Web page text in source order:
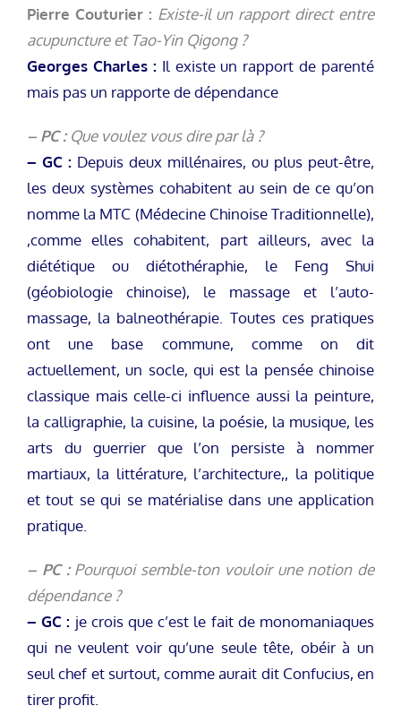
Pierre Couturier : Existe-il un rapport direct entre
acupuncture et Tao-Yin Qigong ?
Georges Charles : Il existe un rapport de parenté
mais pas un rapporte de dépendance
– PC : Que voulez vous dire par là ?
– GC : Depuis deux millénaires, ou plus peut-être,
les deux systèmes cohabitent au sein de ce qu’on
nomme la MTC (Médecine Chinoise Traditionnelle),
,comme elles cohabitent, part ailleurs, avec la
diététique ou diétothéraphie, le Feng Shui
(géobiologie chinoise), le massage et l’auto-
massage, la balneothérapie. Toutes ces pratiques
ont une base commune, comme on dit
actuellement, un socle, qui est la pensée chinoise
classique mais celle-ci influence aussi la peinture,
la calligraphie, la cuisine, la poésie, la musique, les
arts du guerrier que l’on persiste à nommer
martiaux, la littérature, l’architecture,, la politique
et tout se qui se matérialise dans une application
pratique.
– PC : Pourquoi semble-ton vouloir une notion de
dépendance ?
– GC : je crois que c’est le fait de monomaniaques
qui ne veulent voir qu’une seule tête, obéir à un
seul chef et surtout, comme aurait dit Confucius, en
tirer profit.